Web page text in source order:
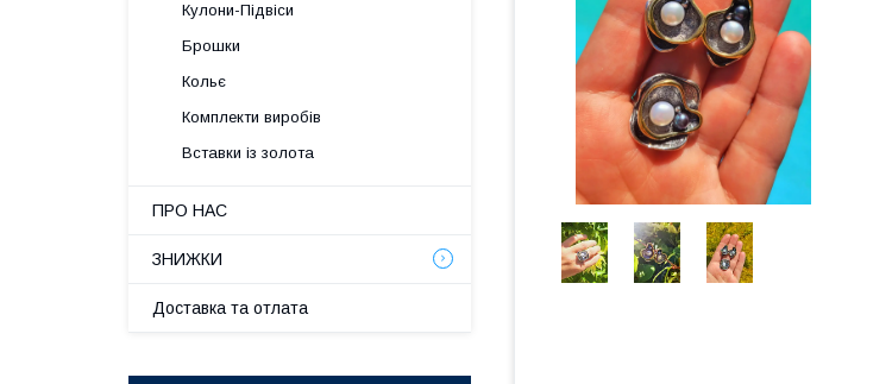
Кулони-Підвіси
Брошки
Кольє
Комплекти виробів
Вставки із золота
ПРО НАС
ЗНИЖКИ
Доставка та отлата